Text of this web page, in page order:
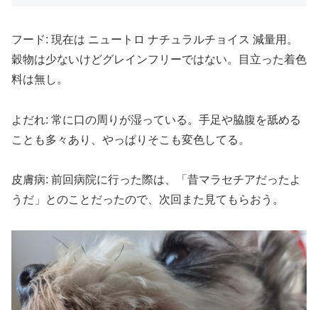
フード: 現在は ニュートロ ナチュラルチョイス 減量用。
穀物は少ないけどグレインフリーではない。目立った着色
料は無し。
よだれ: 常に口の周りが湿っている。手足や脇腹を舐める
ことも多々あり、やっぱりそこも変色してる。
皮膚病: 前回病院に行った際は、「昔マラセチアだったよ
うだ」とのことだったので、次回また見てもらおう。